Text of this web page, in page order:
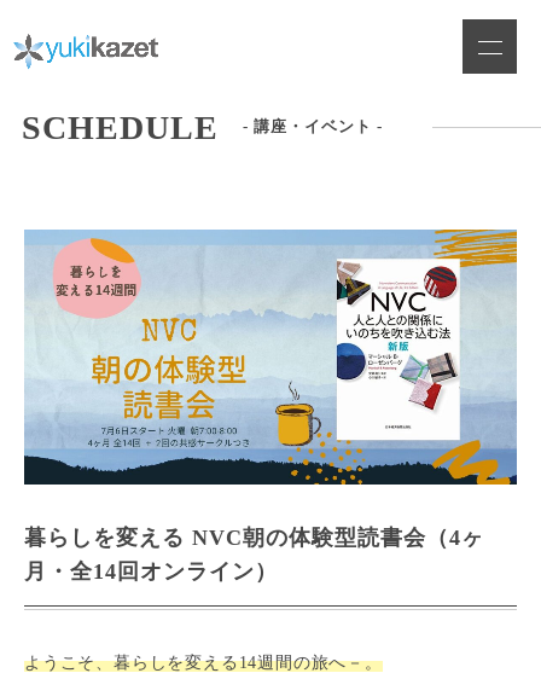
SCHEDULE - 講座・イベント -
暮らしを変える NVC朝の体験型読書会（4ヶ
月・全14回オンライン）
ようこそ、暮らしを変える14週間の旅へ－。